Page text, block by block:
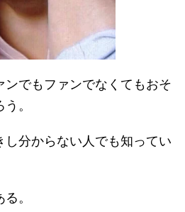
ンでもファンでなくてもおそ
。
し分からない人でも知ってい
。